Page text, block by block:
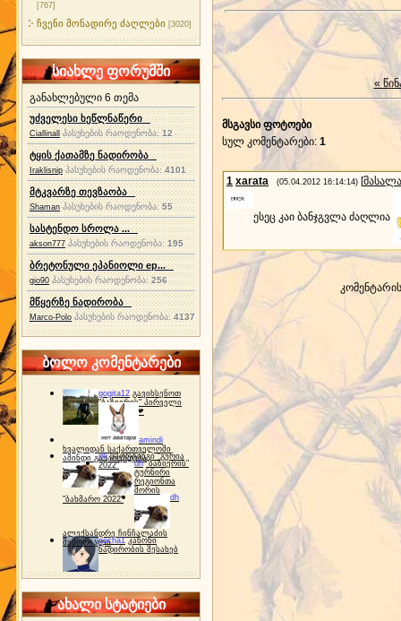
[767]
ჩვენი მონადირე ძაღლები [3020]
სიახლე ფორუმში
განახლებული 6 თემა
უძველესი ხეწლნაწერი
Ciallinall პასუხების რაოდენობა:12
ტყის ქათამზე ნადირობა
Iraklisnip პასუხების რაოდენობა: 4101
მტკვარზე თევზაობა
Shaman პასუხების რაოდენობა:55
სასტენდო სროლა ...
akson777 პასუხების რაოდენობა:195
ბრეტონული ეპანიოლი ep...
gio90 პასუხების რაოდენობა:256
მწყერზე ნადირობა
Marco-Polo პასუხების რაოდენობა:4137
ბოლო კომენტარები
gogita12 გავიხსენოთ
"ბაზიერის" პირველი
ტურნირი ❤
amindi
ხვალიდან საქართველოში
ამინდი გაუარესდება
dh სპორტინგი "გურია
2022"
dh "ბაზიერის"
ტურნირი
რეგიონთა
შორის
"ბახმარო 2022"
dh
ალექსანდრე ჩინჩალაძის
მემორიალიgocha1 კანონი
ნადირობის შესახებ
ახალი სტატიები
«
მსგავსი ფოტოები
სულ კომენტარები: 1
1 xarata (05.04.2012 16:14:14) [მასალა
ესეც კაი ბანჯგვლა ძაღლია